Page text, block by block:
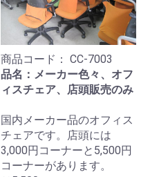
商品コード： CC-7003
品名：メーカー色々、オフ
ィスチェア、店頭販売のみ
国内メーカー品のオフィス
チェアです。店頭には
3,000円コーナーと5,500円
コーナーがあります。